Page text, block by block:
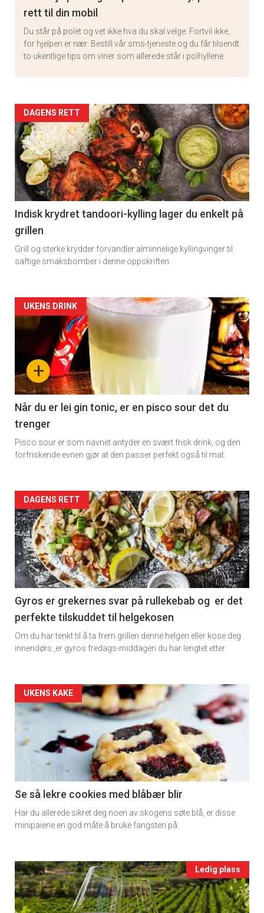
rett til din mobil
Du står på polet og vet ikke hva du skal velge. Fortvil ikke,
for hjelpen er nær: Bestill vår sms-tjeneste og du får tilsendt
to ukentlige tips om viner som allerede står i polhyllene.
Artikler
detail
-
section
11
DAGENS RETT
Indisk krydret tandoori-kylling lager du enkelt på
grillen
Grill og sterke krydder forvandler alminnelige kyllingvinger til
saftige smaksbomber i denne oppskriften.
Artikler
detail
section
11
Dagens
rett
+
UKENS DRINK
Når du er lei gin tonic, er en pisco sour det du
trenger
Pisco sour er som navnet antyder en svært frisk drink, og den
forfriskende evnen gjør at den passer perfekt også til mat.
Artikler
detail
-
section
11
Dagens
rett
DAGENS RETT
Gyros er grekernes svar på rullekebab og er det
perfekte tilskuddet til helgekosen
Om du har tenkt til å ta frem grillen denne helgen eller kose deg
innendørs ,er gyros fredags-middagen du har lengtet etter.
Artikler
detail
-
section
11
Ukens
UKENS KAKE
Se så lekre cookies med blåbær blir
Har du allerede sikret deg noen av skogens søte blå, er disse
minipaiene en god måte å bruke fangsten på.
Events
single
Ledig plass